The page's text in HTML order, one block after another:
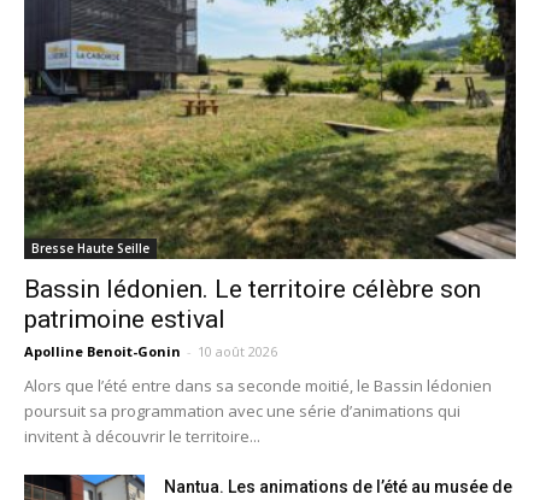
Bresse Haute Seille
Bassin lédonien. Le territoire célèbre son
patrimoine estival
Apolline Benoit-Gonin - 10 août 2026
Alors que l’été entre dans sa seconde moitié, le Bassin lédonien
poursuit sa programmation avec une série d’animations qui
invitent à découvrir le territoire...
Nantua. Les animations de l’été au musée de